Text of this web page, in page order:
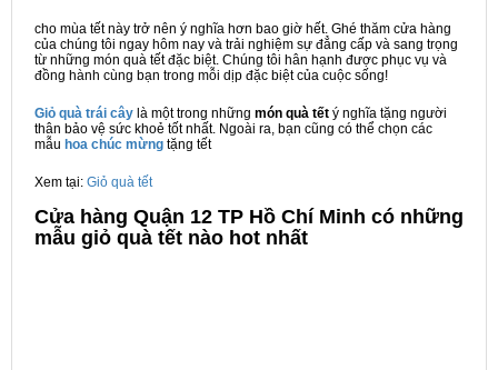
cho mùa tết này trở nên ý nghĩa hơn bao giờ hết. Ghé thăm cửa hàng
của chúng tôi ngay hôm nay và trải nghiệm sự đẳng cấp và sang trọng
từ những món quà tết đặc biệt. Chúng tôi hân hạnh được phục vụ và
đồng hành cùng bạn trong mỗi dịp đặc biệt của cuộc sống!
Giỏ quà trái cây là một trong những món quà tết ý nghĩa tặng người
thân bảo vệ sức khoẻ tốt nhất. Ngoài ra, bạn cũng có thể chọn các
mẫu hoa chúc mừng tặng tết
Xem tại: Giỏ quà tết
Cửa hàng Quận 12 TP Hồ Chí Minh có những
mẫu giỏ quà tết nào hot nhất